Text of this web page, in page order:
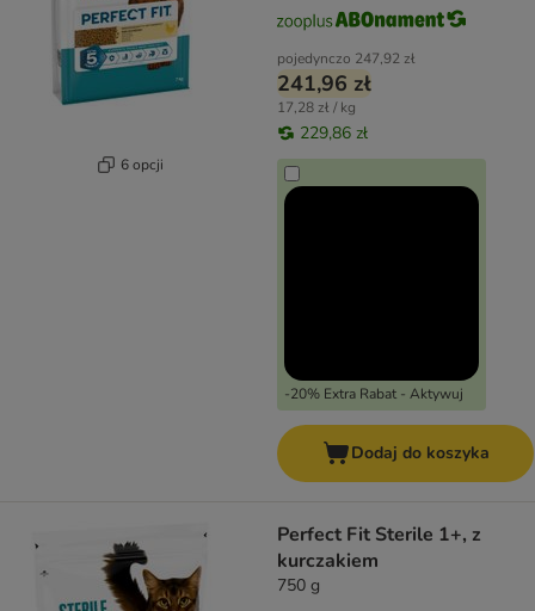
6 opcji
pojedynczo 247,92 zł
241,96 zł
17,28 zł / kg
229,86 zł
-20% Extra Rabat - Aktywuj
Dodaj do koszyka
Perfect Fit Sterile 1+, z
kurczakiem
750 g